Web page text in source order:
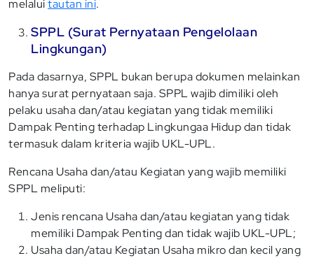
melaluitautan ini.
SPPL (Surat Pernyataan Pengelolaan
Lingkungan)
Pada dasarnya, SPPL bukan berupa dokumen melainkan
hanya surat pernyataan saja. SPPL wajib dimiliki oleh
pelaku usaha dan/atau kegiatan yang tidak memiliki
Dampak Penting terhadap Lingkungaa Hidup dan tidak
termasuk dalam kriteria wajib UKL-UPL.
Rencana Usaha dan/atau Kegiatan yang wajib memiliki
SPPL meliputi:
Jenis rencana Usaha dan/atau kegiatan yang tidak
memiliki Dampak Penting dan tidak wajib UKL-UPL;
Usaha dan/atau Kegiatan Usaha mikro dan kecil yang